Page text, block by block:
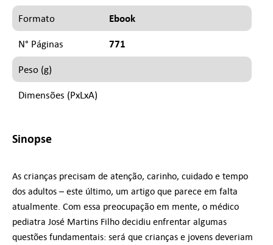
Formato Ebook
N° Páginas 771
Peso (g)
Dimensões (PxLxA)
Sinopse
As crianças precisam de atenção, carinho, cuidado e tempo
dos adultos – este último, um artigo que parece em falta
atualmente. Com essa preocupação em mente, o médico
pediatra José Martins Filho decidiu enfrentar algumas
questões fundamentais: será que crianças e jovens deveriam